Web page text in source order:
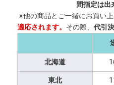
間指定は出
※他の商品とご一緒にお買い
適応されます。 その際、 代引
北海道
東北